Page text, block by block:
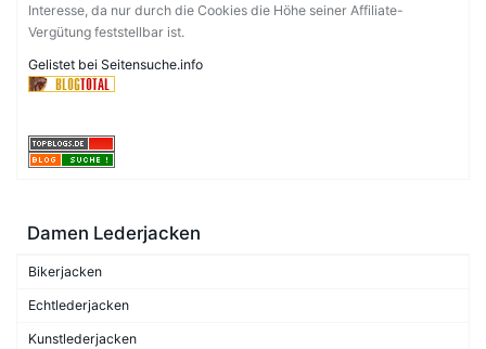
Interesse, da nur durch die Cookies die Höhe seiner Affiliate-
Vergütung feststellbar ist.
Gelistet bei Seitensuche.info
Damen Lederjacken
Bikerjacken
Echtlederjacken
Kunstlederjacken